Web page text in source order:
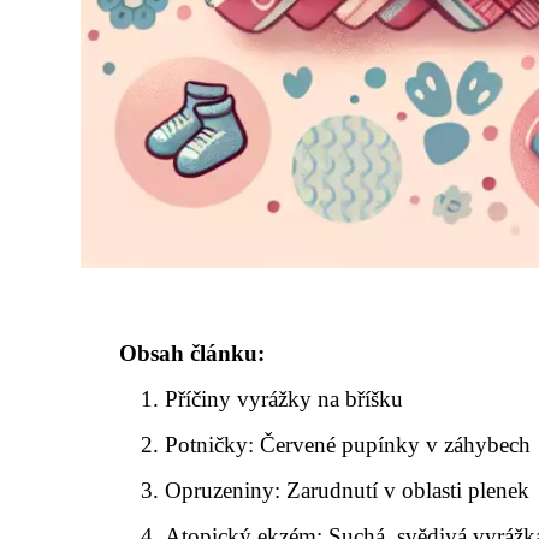
Obsah článku:
Příčiny vyrážky na bříšku
Potničky: Červené pupínky v záhybech
Opruzeniny: Zarudnutí v oblasti plenek